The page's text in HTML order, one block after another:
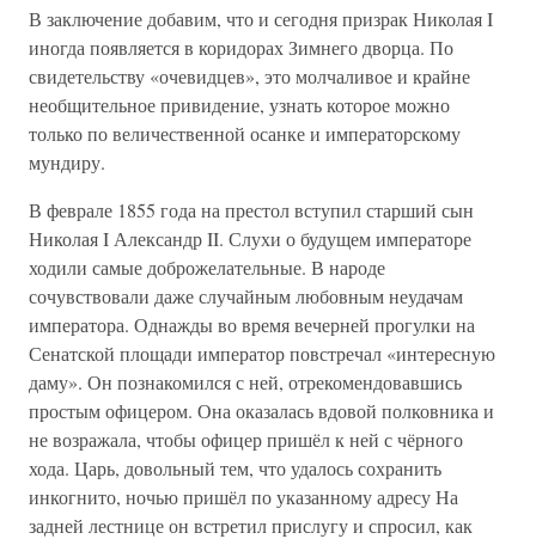
В заключение добавим, что и сегодня призрак Николая I
иногда появляется в коридорах Зимнего дворца. По
свидетельству «очевидцев», это молчаливое и крайне
необщительное привидение, узнать которое можно
только по величественной осанке и императорскому
мундиру.
В феврале 1855 года на престол вступил старший сын
Николая I Александр II. Слухи о будущем императоре
ходили самые доброжелательные. В народе
сочувствовали даже случайным любовным неудачам
императора. Однажды во время вечерней прогулки на
Сенатской площади император повстречал «интересную
даму». Он познакомился с ней, отрекомендовавшись
простым офицером. Она оказалась вдовой полковника и
не возражала, чтобы офицер пришёл к ней с чёрного
хода. Царь, довольный тем, что удалось сохранить
инкогнито, ночью пришёл по указанному адресу На
задней лестнице он встретил прислугу и спросил, как